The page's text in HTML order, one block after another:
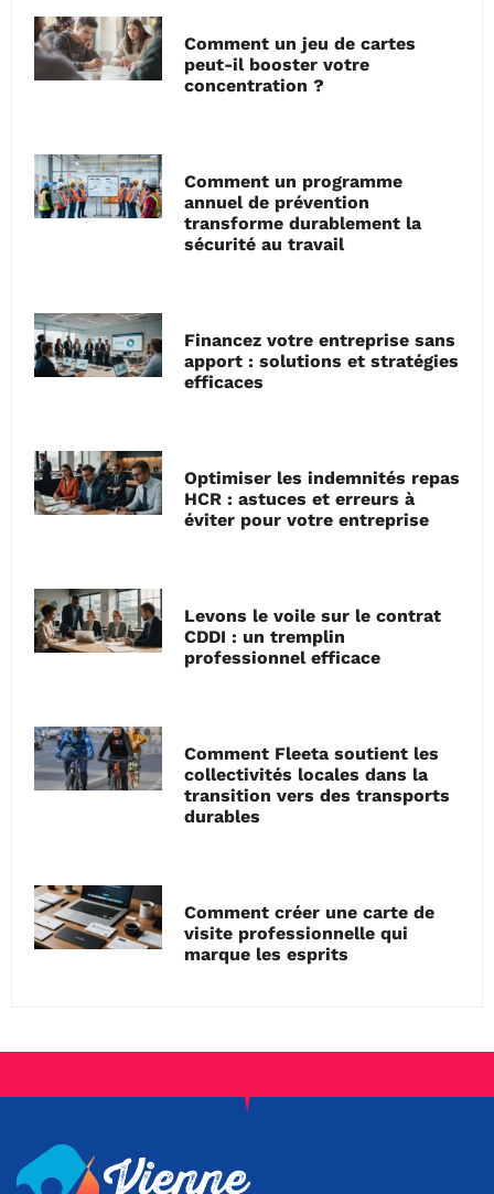
Comment un jeu de cartes
peut-il booster votre
concentration ?
Comment un programme
annuel de prévention
transforme durablement la
sécurité au travail
Financez votre entreprise sans
apport : solutions et stratégies
efficaces
Optimiser les indemnités repas
HCR : astuces et erreurs à
éviter pour votre entreprise
Levons le voile sur le contrat
CDDI : un tremplin
professionnel efficace
Comment Fleeta soutient les
collectivités locales dans la
transition vers des transports
durables
Comment créer une carte de
visite professionnelle qui
marque les esprits